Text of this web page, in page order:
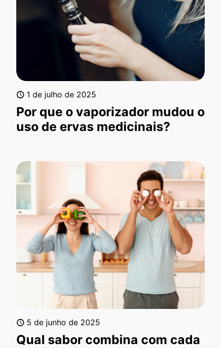
1 de julho de 2025
Por que o vaporizador mudou o
uso de ervas medicinais?
5 de junho de 2025
Qual sabor combina com cada